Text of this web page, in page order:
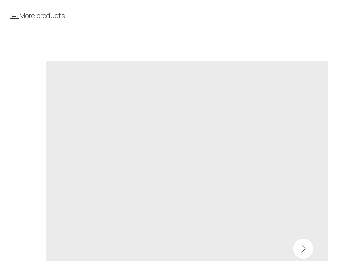
More products